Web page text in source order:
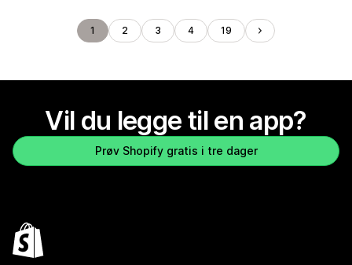
1 2 3 4 19
Vil du legge til en app?
Prøv Shopify gratis i tre dager